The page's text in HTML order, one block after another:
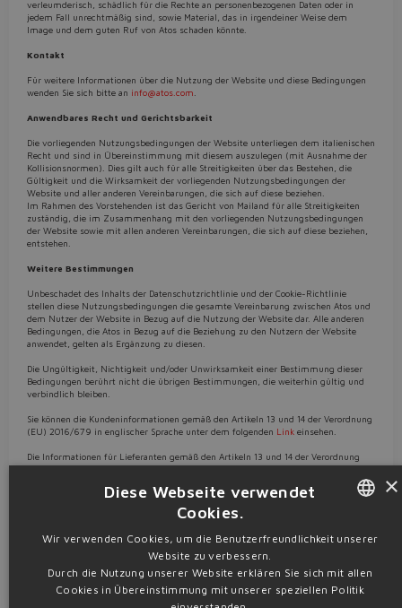
verleumderisch, schädlich für die Rechte an personenbezogenen Daten oder in
jedem Fall unrechtmäßig sind, sowie Material, das in irgendeiner Weise dem
Image und dem guten Ruf von Atos schaden könnte.
Kontakt
Für weitere Informationen über die Nutzung der Website und diese Bedingungen
wenden Sie sich bitte an info@atos.com
Anwendbares Recht und Gerichtsbarkeit
Die vorliegenden Nutzungsbedingungen der Website unterliegen dem italienischen
Recht und sind in Übereinstimmung mit diesem auszulegen (mit Ausnahme der
Kollisionsnormen). Dies gilt auch für alle Streitigkeiten über das Bestehen, die
Gültigkeit und die Wirksamkeit der vorliegenden Nutzungsbedingungen der
Website und aller anderen Vereinbarungen, die sich auf diese beziehen.
Im Rahmen des Vorstehenden ist das Gericht von Mailand für alle Streitigkeiten
zuständig, die im Zusammenhang mit den vorliegenden Nutzungsbedingungen
der Website sowie mit allen anderen Vereinbarungen, die sich auf diese beziehen,
entstehen.
Weitere Bestimmungen
Unbeschadet des Inhalts der Datenschutzrichtlinie und der Cookie-Richtlinie
stellen diese Nutzungsbedingungen die gesamte Vereinbarung zwischen Atos und
dem Nutzer der Website in Bezug auf die Nutzung der Website dar. Alle anderen
Bedingungen, die Atos in Bezug auf die Beziehung zu den Nutzern der Website
anwendet, gelten als Ergänzung zu diesen.
Die Ungültigkeit, Nichtigkeit und/oder Unwirksamkeit einer Bestimmung dieser
Bedingungen berührt nicht die übrigen Bestimmungen, die weiterhin gültig und
verbindlich bleiben.
Sie können die Kundeninformationen gemäß den Artikeln 13 und 14 der Verordnung
(EU) 2016/679 in englischer Sprache unter dem folgenden Link einsehen.
Die Informationen für Lieferanten gemäß den Artikeln 13 und 14 der Verordnung
(EU) 2016/679 in englischer Sprache finden Sie unter dem folgendenLink
Atos S.p.A., mit Sitz in Mailand (20122 - MI), via Passione n. 2A
USt-ID-Nr/Steuerzahl 00778630152
REA-Nummer: MI-510676
Gesellschaftskapital 5.270.000 € v.e.
GERMAN
×
Diese Webseite verwendet
Cookies.
Wir verwenden Cookies, um die Benutzerfreundlichkeit unserer
Website zu verbessern.
Durch die Nutzung unserer Website erklären Sie sich mit allen
Cookies in Übereinstimmung mit unserer speziellen Politik